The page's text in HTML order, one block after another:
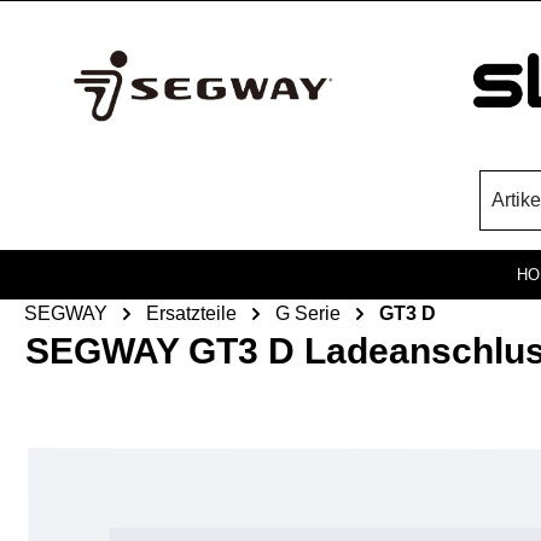
SEGWAY Ersatzteile G Serie GT3 D
SEGWAY GT3 D